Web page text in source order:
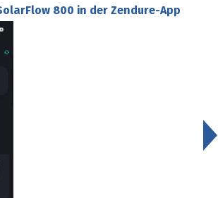
800 in der Zendure-App